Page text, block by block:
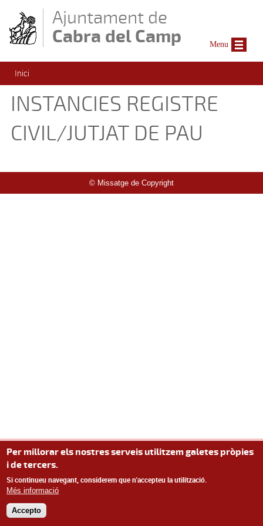
Ajuntament de
Cabra del Camp
Esteu aquí
Inici
INSTANCIES REGISTRE
CIVIL/JUTJAT DE PAU
© Missatge de Copyright
Menu
Per millorar els nostres serveis utilitzem galetes pròpies
i de tercers.
Si continueu navegant, considerem que n'accepteu la utilització.
Més informació
Accepto